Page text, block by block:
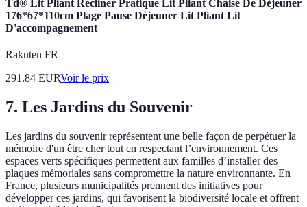
Td® Lit Pliant Recliner Pratique Lit Pliant Chaise De Déjeuner
176*67*110cm Plage Pause Déjeuner Lit Pliant Lit
D'accompagnement
Rakuten FR
291.84 EURVoir le prix
7. Les Jardins du Souvenir
Les jardins du souvenir représentent une belle façon de perpétuer la
mémoire d'un être cher tout en respectant l’environnement. Ces
espaces verts spécifiques permettent aux familles d’installer des
plaques mémoriales sans compromettre la nature environnante. En
France, plusieurs municipalités prennent des initiatives pour
développer ces jardins, qui favorisent la biodiversité locale et offrent